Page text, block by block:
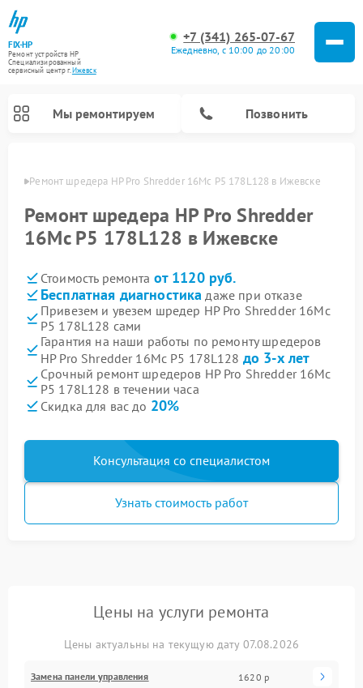
FIX-HP
Ремонт устройств HP
Специализированный
cервисный центр г.Ижевск
+7 (341) 265-07-67
Ежедневно, с 10:00 до 20:00
Мы ремонтируем Позвонить
Ремонт шредера HP Pro Shredder 16Mc P5 178L128 в Ижевске
Ремонт шредера HP Pro Shredder
16Mc P5 178L128 в Ижевске
Стоимость ремонта от 1120 руб.
Бесплатная диагностика даже при отказе
Привезем и увезем шредер HP Pro Shredder 16Mc
P5 178L128 сами
Гарантия на наши работы по ремонту шредеров
HP Pro Shredder 16Mc P5 178L128 до 3-х лет
Срочный ремонт шредеров HP Pro Shredder 16Mc
P5 178L128 в течении часа
Скидка для вас до 20%
Консультация со специалистом
Узнать стоимость работ
Цены на услуги ремонта
Цены актуальны на текущую дату 07.08.2026
Замена панели управления 1620 р